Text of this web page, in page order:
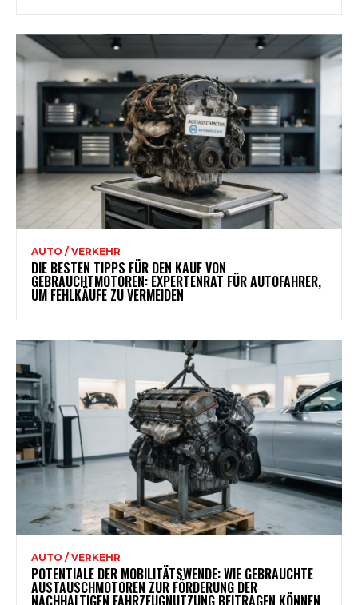
AUTO / VERKEHR
DIE BESTEN TIPPS FÜR DEN KAUF VON
GEBRAUCHTMOTOREN: EXPERTENRAT FÜR AUTOFAHRER,
UM FEHLKÄUFE ZU VERMEIDEN
AUTO / VERKEHR
POTENTIALE DER MOBILITÄTSWENDE: WIE GEBRAUCHTE
AUSTAUSCHMOTOREN ZUR FÖRDERUNG DER